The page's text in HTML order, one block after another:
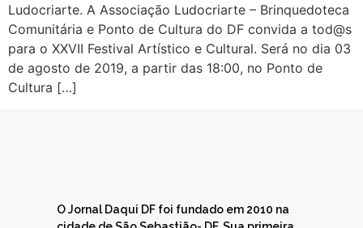
Ludocriarte. A Associação Ludocriarte – Brinquedoteca
Comunitária e Ponto de Cultura do DF convida a tod@s
para o XXVII Festival Artístico e Cultural. Será no dia 03
de agosto de 2019, a partir das 18:00, no Ponto de
Cultura […]
O Jornal Daqui DF foi fundado em 2010 na